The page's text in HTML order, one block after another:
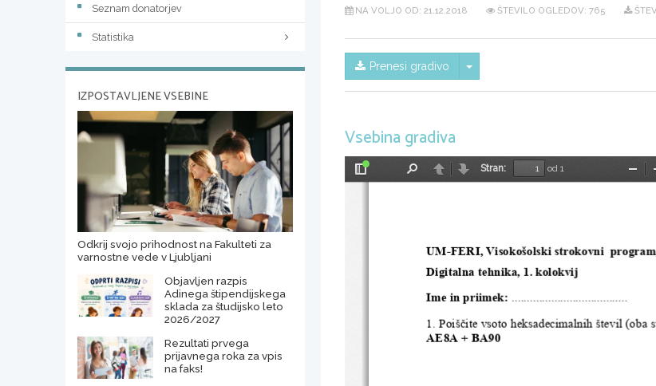
NA VOLJO OD: 21.12.2018 ŠTEVILO OGLEDOV: 765
Prenesi gradivo Skrij/prikaži meni
Vsebina gradiva
Preklopi
NazajNaprej
Stran:
od 1
UM-FERI, Visokošolski strokovni
Digitalna tehnika, 1. kolokvij
Ime in priimek:
1. Poiščite vsoto heksadecimalnih števil (oba
AE8A + BA90
Seznam donatorjev
Statistika
IZPOSTAVLJENE VSEBINE
Odkrij svojo prihodnost na Fakulteti za
varnostne vede v Ljubljani
Objavljen razpis
Adinega štipendijskega
sklada za študijsko leto
2026/2027
Rezultati prvega
prijavnega roka za vpis
na faks!